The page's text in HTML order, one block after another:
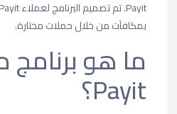
بمكافآت من خلال حملات مختارة.
ما هو برنامج
Payit؟